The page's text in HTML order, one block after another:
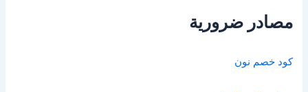
مصادر ضرورية
كود خصم نون